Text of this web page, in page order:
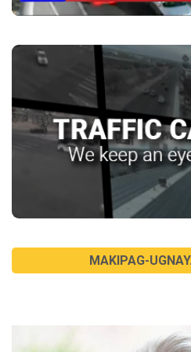
MAKIPAG-